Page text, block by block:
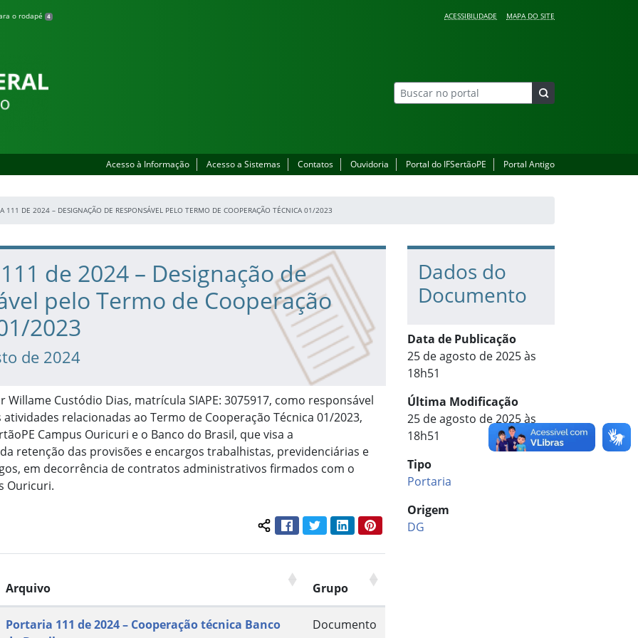
o rodapé 4 ACESSIBILIDADE MAPA DO SITE
Acesso à Informação Acesso a Sistemas Contatos Ouvidoria Portal do IFSertãoPE Portal Antigo
111 DE 2024 – DESIGNAÇÃO DE RESPONSÁVEL PELO TERMO DE COOPERAÇÃO TÉCNICA 01/2023
de 2024 – Designação de
pelo Termo de Cooperação
2023
de 2024
Willame Custódio Dias, matrícula SIAPE: 3075917, como responsável
atividades relacionadas ao Termo de Cooperação Técnica 01/2023,
Campus Ouricuri e o Banco do Brasil, que visa a
retenção das provisões e encargos trabalhistas, previdenciárias e
em decorrência de contratos administrativos firmados com o
Ouricuri.
Compartilhar conteúdo:
FacebookTwitterLinkedInPinterest
Arquivo Grupo
Portaria 111 de 2024 – Cooperação técnica Banco
Documento
Dados do
Documento
Data de Publicação
25 de agosto de 2025 às
18h51
Última Modificação
25 de agosto de 2025 às
18h51
Tipo
Portaria
Origem
DG